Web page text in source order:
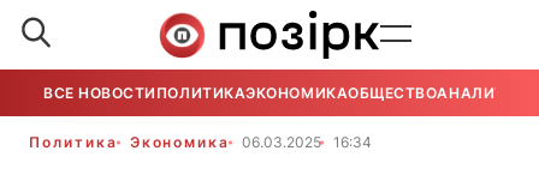
ВСЕ НОВОСТИ ПОЛИТИКАЭКОНОМИКАОБЩЕСТВОАНАЛИТИКА
Политика Экономика 06.03.2025 16:34